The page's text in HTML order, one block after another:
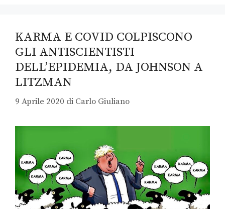
KARMA E COVID COLPISCONO
GLI ANTISCIENTISTI
DELL’EPIDEMIA, DA JOHNSON A
LITZMAN
9 Aprile 2020 di Carlo Giuliano